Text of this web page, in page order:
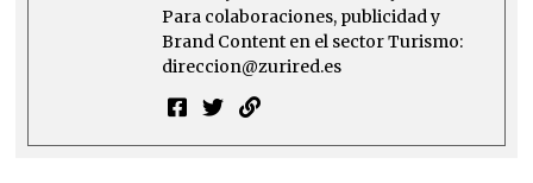
Para colaboraciones, publicidad y
Brand Content en el sector Turismo:
direccion@zurired.es